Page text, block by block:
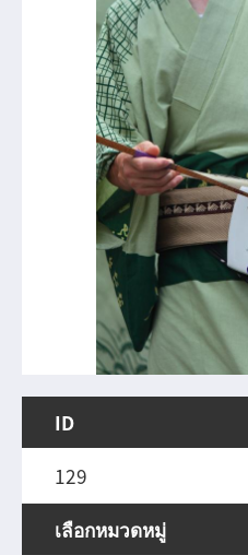
ID
129
เลือกหมวดหมู่